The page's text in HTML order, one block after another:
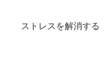
ストレスを解消する